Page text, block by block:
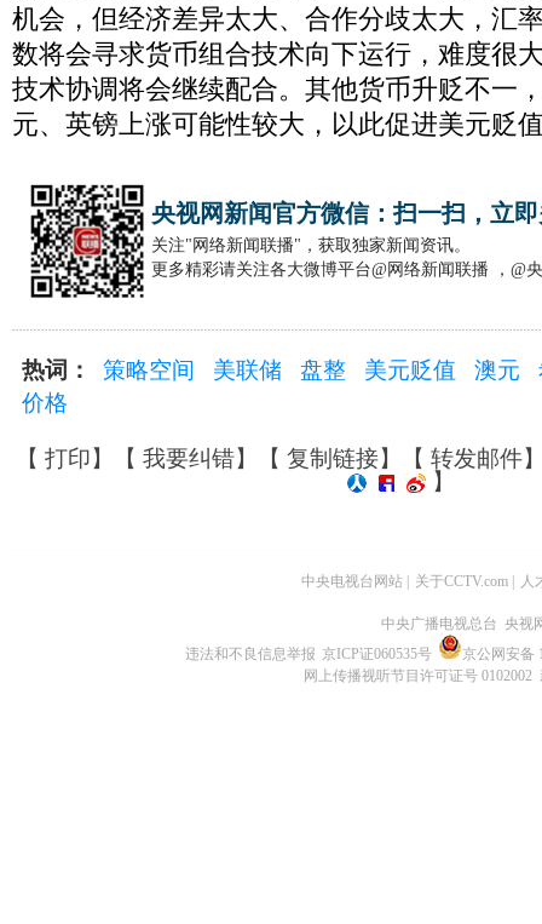
机会，但经济差异太大、合作分歧太大，汇
数将会寻求货币组合技术向下运行，难度很
技术协调将会继续配合。其他货币升贬不一
元、英镑上涨可能性较大，以此促进美元贬
央视网新闻官方微信：扫一扫，立
关注"网络新闻联播"，获取独家新闻资讯。
更多精彩请关注各大微博平台@网络新闻联播 ，@
热词： 策略空间 美联储 盘整 美元贬值 澳元
价格
【 打印】【 我要纠错】【 复制链接】【 转发邮件
】
中央电视台网站 关于CCTV.com 人
中央广播电视总台 央视
违法和不良信息举报 京ICP证060535号
京公网安备
网上传播视听节目许可证号 0102002